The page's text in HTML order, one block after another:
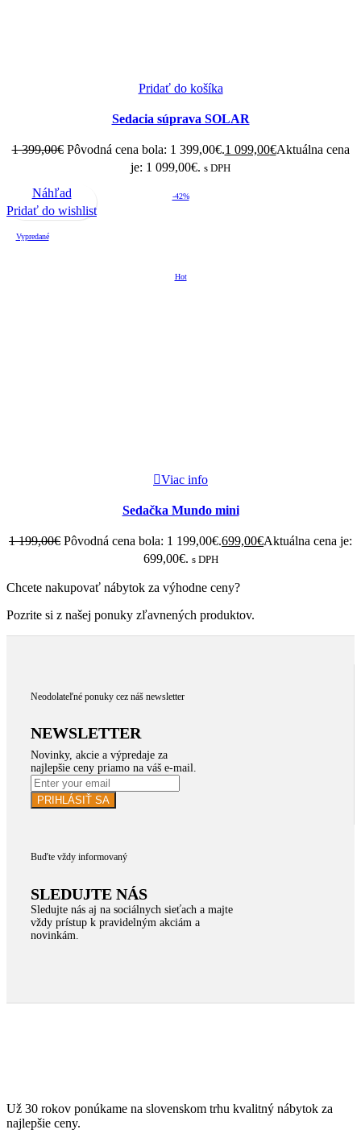
Pridať do košíka
Sedacia súprava SOLAR
1 399,00€ Pôvodná cena bola: 1 399,00€.1 099,00€Aktuálna cena
je: 1 099,00€. s DPH
-42%
Vypredané
Hot
Náhľad
Pridať do wishlist
Viac info
Sedačka Mundo mini
1 199,00€ Pôvodná cena bola: 1 199,00€.699,00€Aktuálna cena je:
699,00€. s DPH
Chcete nakupovať nábytok za výhodne ceny?
Pozrite si z našej ponuky zľavnených produktov.
Neodolateľné ponuky cez náš newsletter
NEWSLETTER
Novinky, akcie a výpredaje za
najlepšie ceny priamo na váš e-mail.
PRIHLÁSIŤ SA
Buďte vždy informovaný
SLEDUJTE NÁS
Sledujte nás aj na sociálnych sieťach a majte
vždy prístup k pravidelným akciám a
novinkám.
Už 30 rokov ponúkame na slovenskom trhu kvalitný nábytok za
najlepšie ceny.